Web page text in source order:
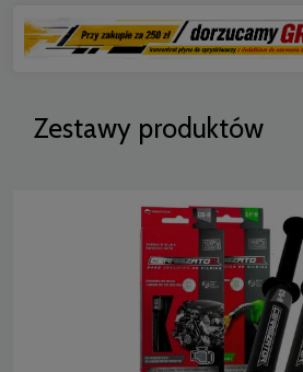
Zestawy produktów